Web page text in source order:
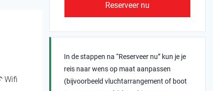
Wifi
Reserveer nu
In de stappen na “Reserveer nu” kun je je
reis naar wens op maat aanpassen
(bijvoorbeeld vluchtarrangement of boot